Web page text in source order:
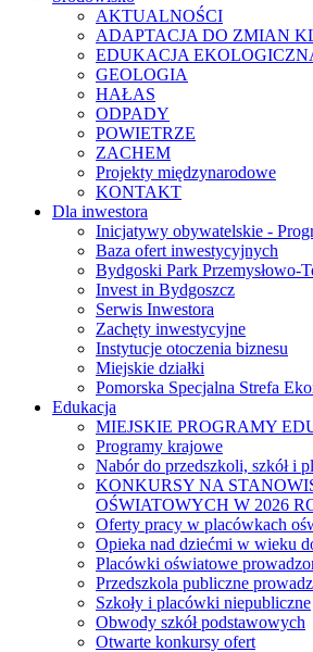
AKTUALNOŚCI
ADAPTACJA DO ZMIAN
EDUKACJA
GEOLOGIA
HAŁAS
ODPADY
POWIETRZE
ZACHEM
Projekty międzynarodowe
KONTAKT
Dla inwestora
Inicjatywy obywatelskie -
Baza ofert inwestycyjnych
Bydgoski Park Przemysłowo-
Invest in Bydgoszcz
Serwis Inwestora
Zachęty inwestycyjne
Instytucje otoczenia biznesu
Miejskie działki
Pomorska Specjalna Strefa
Edukacja
MIEJSKIE PROGRAMY
Programy krajowe
Nabór do przedszkoli, szkół i
KONKURSY NA
OŚWIATOWYCH W 2026
Oferty pracy w placówkach
Opieka nad dziećmi w wieku
Placówki oświatowe
Przedszkola publiczne
Szkoły i placówki niepubliczne
Obwody szkół podstawowych
Otwarte konkursy ofert